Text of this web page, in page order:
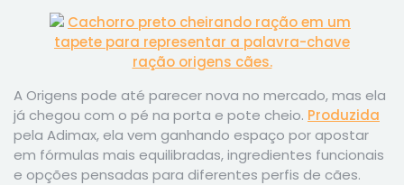
A Origens pode até parecer nova no mercado, mas ela
já chegou com o pé na porta e pote cheio. Produzida
pela Adimax, ela vem ganhando espaço por apostar
em fórmulas mais equilibradas, ingredientes funcionais
e opções pensadas para diferentes perfis de cães.